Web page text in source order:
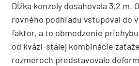
Dĺžka konzoly dosahovala 3,2 m.
rovného podhľadu vstupoval do
faktor, a to obmedzenie
od kvázi-stálej kombinácie
rozmeroch predstavovalo